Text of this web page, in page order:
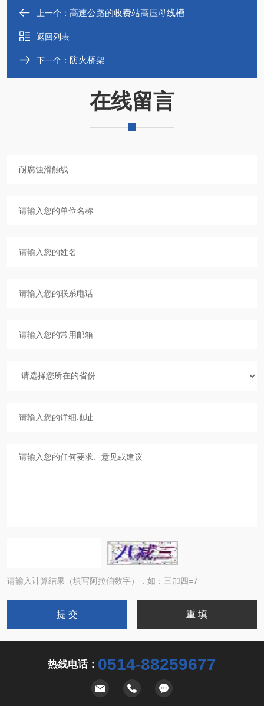
上一个： 高速公路的收费站高压母线槽
返回列表
下一个： 防火桥架
在线留言
请输入计算结果（填写阿拉伯数字），如：三加四=7
热线电话： 0514-88259677